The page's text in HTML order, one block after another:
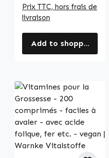
Prix TTC, hors frais de
livraison
Add to shopping cart